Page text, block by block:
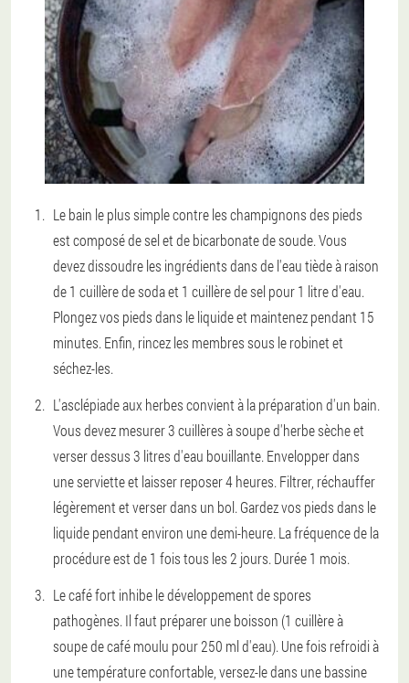
Le bain le plus simple contre les champignons des pieds
est composé de sel et de bicarbonate de soude. Vous
devez dissoudre les ingrédients dans de l'eau tiède à raison
de 1 cuillère de soda et 1 cuillère de sel pour 1 litre d'eau.
Plongez vos pieds dans le liquide et maintenez pendant 15
minutes. Enfin, rincez les membres sous le robinet et
séchez-les.
L'asclépiade aux herbes convient à la préparation d'un bain.
Vous devez mesurer 3 cuillères à soupe d'herbe sèche et
verser dessus 3 litres d'eau bouillante. Envelopper dans
une serviette et laisser reposer 4 heures. Filtrer, réchauffer
légèrement et verser dans un bol. Gardez vos pieds dans le
liquide pendant environ une demi-heure. La fréquence de la
procédure est de 1 fois tous les 2 jours. Durée 1 mois.
Le café fort inhibe le développement de spores
pathogènes. Il faut préparer une boisson (1 cuillère à
soupe de café moulu pour 250 ml d'eau). Une fois refroidi à
une température confortable, versez-le dans une bassine